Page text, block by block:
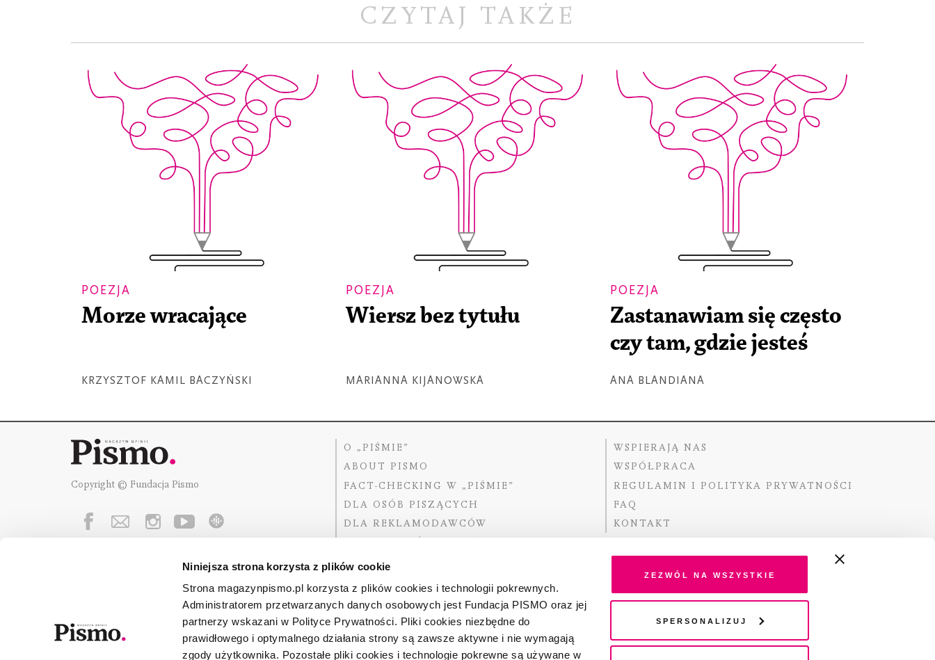
Niniejsza strona korzysta z plików cookie
Strona magazynpismo.pl korzysta z plików cookies i technologii pokrewnych.
Administratorem przetwarzanych danych osobowych jest Fundacja PISMO oraz jej
partnerzy wskazani w Polityce Prywatności. Pliki cookies niezbędne do
prawidłowego i optymalnego działania strony są zawsze aktywne i nie wymagają
zgody użytkownika. Pozostałe pliki cookies i technologie pokrewne są używane w
Zezwól na wszystkie
Spersonalizuj
CZYTAJ TAKŻE
POEZJA
Morze wracające
KRZYSZTOF KAMIL BACZYŃSKI
POEZJA
Wiersz bez tytułu
MARIANNA KIJANOWSKA
POEZJA
Zastanawiam się często
czy tam, gdzie jesteś
ANA BLANDIANA
Copyright © Fundacja Pismo
O „PIŚMIE”
ABOUT PISMO
FACT-CHECKING W „PIŚMIE”
DLA OSÓB PISZĄCYCH
DLA REKLAMODAWCÓW
WSPIERAJĄ NAS
WSPÓŁPRACA
REGULAMIN I POLITYKA PRYWATNOŚCI
FAQ
KONTAKT
Fundację Pismowspierają:
Dofinansowano ze środków Ministra Kultury i Dziedzictwa
Narodowego pochodzących z Funduszu Promocji Kultury –